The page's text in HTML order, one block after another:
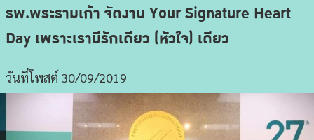
รพ.พระรามเก้า จัดงาน Your Signature Heart
Day เพราะเรามีรักเดียว (หัวใจ) เดียว
วันที่โพสต์ 30/09/2019